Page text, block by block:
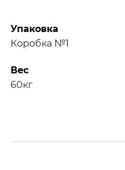
Упаковка
Коробка №1
Вес
60кг